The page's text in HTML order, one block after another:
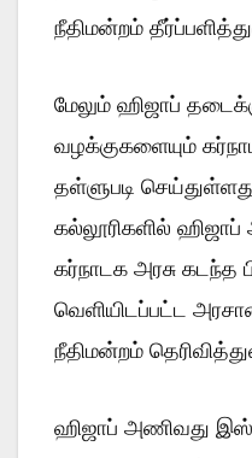
நீதிமன்றம்
மேலும் ஹிஜாப்
வழக்குகளையும்
தள்ளுபடி
கல்லூரிகளில்
கர்நாடக அரசு கடந்த
வெளியிடப்பட்ட
நீதிமன்றம்
ஹிஜாப் அணிவது